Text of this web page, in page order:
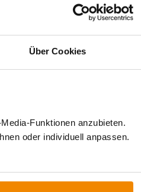
Über Cookies
Funktionen anzubieten.
oder individuell anpassen.
Speichertechnik und
und Services? Dann melden